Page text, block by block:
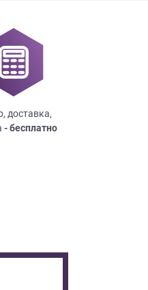
доставка,
- бесплатно